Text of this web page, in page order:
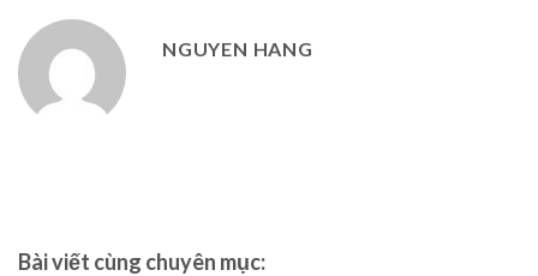
NGUYEN HANG
Bài viết cùng chuyên mục: